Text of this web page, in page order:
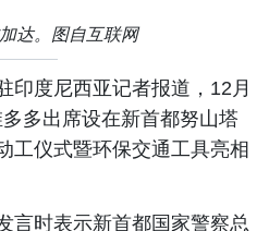
达。图自互联网
度尼西亚记者报道，12月
多出席设在新首都努山塔
工仪式暨环保交通工具亮相
言时表示新首都国家警察总